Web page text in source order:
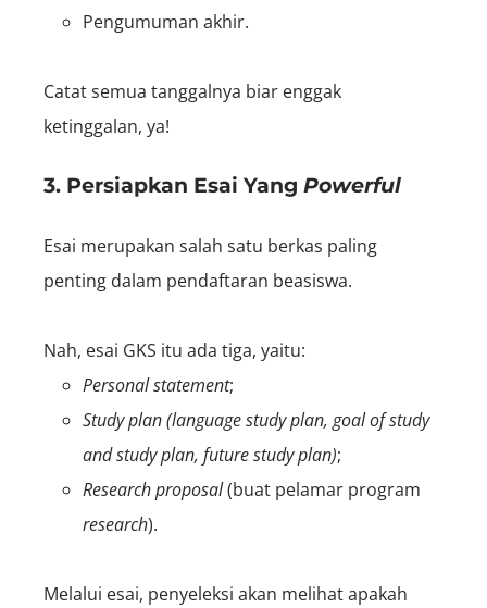
Pengumuman akhir.
Catat semua tanggalnya biar enggak
ketinggalan, ya!
3. Persiapkan Esai Yang Powerful
Esai merupakan salah satu berkas paling
penting dalam pendaftaran beasiswa.
Nah, esai GKS itu ada tiga, yaitu:
Personal statement;
Study plan (language study plan, goal of study
and study plan, future study plan);
Research proposal(buat pelamar program
research).
Melalui esai, penyeleksi akan melihat apakah